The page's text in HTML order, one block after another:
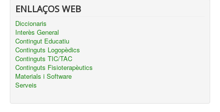
ENLLAÇOS WEB
Diccionaris
Interès General
Contingut Educatiu
Continguts Logopèdics
Continguts TIC/TAC
Continguts Fisioterapèutics
Materials i Software
Serveis